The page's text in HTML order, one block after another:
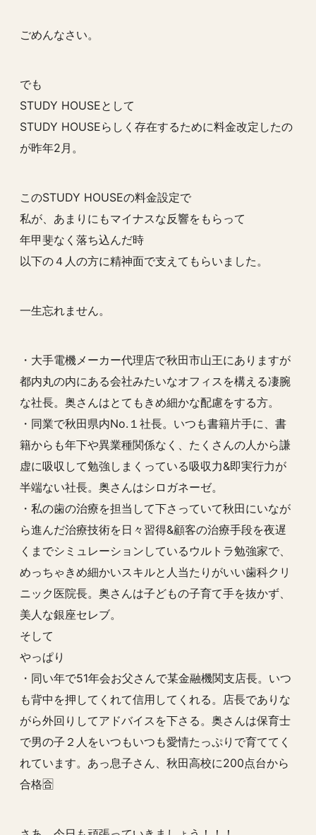
ごめんなさい。
でも
STUDY HOUSEとして
STUDY HOUSEらしく存在するために料金改定したの
が昨年2月。
このSTUDY HOUSEの料金設定で
私が、あまりにもマイナスな反響をもらって
年甲斐なく落ち込んだ時
以下の４人の方に精神面で支えてもらいました。
一生忘れません。
・大手電機メーカー代理店で秋田市山王にありますが
都内丸の内にある会社みたいなオフィスを構える凄腕
な社長。奥さんはとてもきめ細かな配慮をする方。
・同業で秋田県内No.１社長。いつも書籍片手に、書
籍からも年下や異業種関係なく、たくさんの人から謙
虚に吸収して勉強しまくっている吸収力&即実行力が
半端ない社長。奥さんはシロガネーゼ。
・私の歯の治療を担当して下さっていて秋田にいなが
ら進んだ治療技術を日々習得&顧客の治療手段を夜遅
くまでシミュレーションしているウルトラ勉強家で、
めっちゃきめ細かいスキルと人当たりがいい歯科クリ
ニック医院長。奥さんは子どもの子育て手を抜かず、
美人な銀座セレブ。
そして
やっぱり
・同い年で51年会お父さんで某金融機関支店長。いつ
も背中を押してくれて信用してくれる。店長でありな
がら外回りしてアドバイスを下さる。奥さんは保育士
で男の子２人をいつもいつも愛情たっぷりで育ててく
れています。あっ息子さん、秋田高校に200点台から
合格🈴